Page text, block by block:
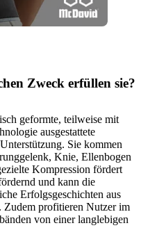
Zweck erfüllen sie?
geformte, teilweise mit
ausgestattete
Sie kommen
Knie, Ellenbogen
Kompression fördert
und kann die
Erfolgsgeschichten aus
Zudem profitieren Nutzer im
von einer langlebigen